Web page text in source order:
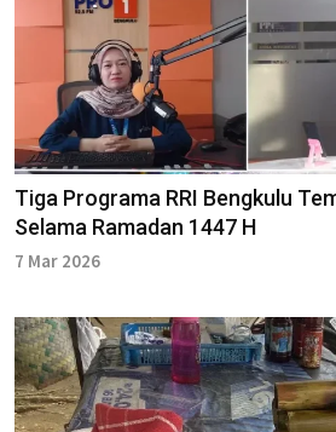
Tiga Programa RRI Bengkulu
Selama Ramadan 1447 H
7 Mar 2026